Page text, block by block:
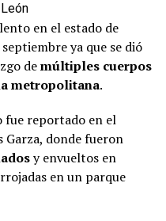
en el estado de
ya que se dió
demúltiples cuerpos
metropolitana.
fue reportado en el
Garza, donde fueron
y envueltos en
en un parque